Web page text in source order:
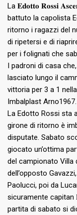
La 𝐄𝐝𝐨𝐭𝐭𝐨 𝐑𝐨𝐬𝐬𝐢
battuto la capolista
ritorno i ragazzi del
di ripetersi e di
per i folignati che
I padroni di casa
lasciato lungo il
vittoria per 3 a 1
Imbalplast Arno1967.
La Edotto Rossi sta
girone di ritorno è
disputate. Sabato
giocato un’ottima
del campionato Villa
dell’opposto
Paolucci, poi da
sicuramente capitan
partita di sabato si